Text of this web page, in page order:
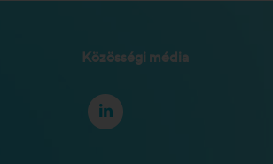
Közösségi média